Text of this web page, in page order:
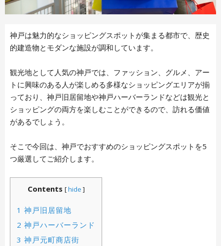
神戸は魅力的なショッピングスポットが集まる都市で、歴史
的建造物とモダンな施設が調和しています。
観光地として人気の神戸では、ファッション、グルメ、アー
トに興味のある人が楽しめる多様なショッピングエリアが揃
っており、神戸旧居留地や神戸ハーバーランドなどは観光と
ショッピングの両方を楽しむことができるので、訪れる価値
があるでしょう。
そこで今回は、神戸でおすすめのショッピングスポットを5
つ厳選してご紹介します。
Contents [hide ]
1 神戸旧居留地
2 神戸ハーバーランド
3 神戸元町商店街